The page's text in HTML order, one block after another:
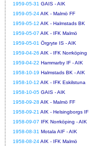
1959-05-31 GAIS - AIK
1959-05-24AIK - Malmö FF
1959-05-12 AIK - Halmstads BK
1959-05-07 AIK - IFK Malmö
1959-05-01 Örgryte IS - AIK
1959-04-26 AIK - IFK Norrköping
1959-04-22 Hammarby IF - AIK
1958-10-19 Halmstads BK - AIK
1958-10-12 AIK - IFK Eskilstuna
1958-10-05 GAIS - AIK
1958-09-28 AIK - Malmö FF
1958-09-21 AIK - Helsingborgs IF
1958-09-07 IFK Norrköping - AIK
1958-08-31 Motala AIF - AIK
1958-08-24AIK - IFK Malmö